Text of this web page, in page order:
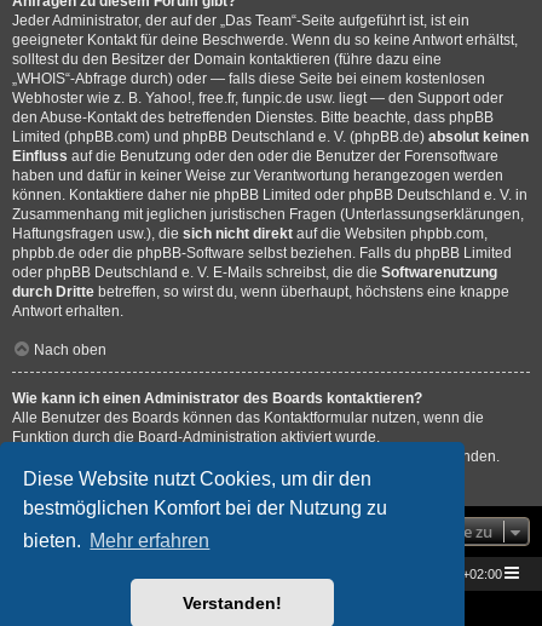
Diese Website nutzt Cookies, um dir den
bestmöglichen Komfort bei der Nutzung zu
bieten. Mehr erfahren
Verstanden!
Jeder Administrator, der auf der „Das Team“-Seite aufgeführt ist, ist ein
geeigneter Kontakt für deine Beschwerde. Wenn du so keine Antwort erhältst,
solltest du den Besitzer der Domain kontaktieren (führe dazu eine
„WHOIS“-Abfrage durch) oder — falls diese Seite bei einem kostenlosen
Webhoster wie z. B. Yahoo!, free.fr, funpic.de usw. liegt — den Support oder
den Abuse-Kontakt des betreffenden Dienstes. Bitte beachte, dass phpBB
Limited (phpBB.com) und phpBB Deutschland e. V. (phpBB.de) absolut keinen
Einfluss auf die Benutzung oder den oder die Benutzer der Forensoftware
haben und dafür in keiner Weise zur Verantwortung herangezogen werden
können. Kontaktiere daher nie phpBB Limited oder phpBB Deutschland e. V. in
Zusammenhang mit jeglichen juristischen Fragen (Unterlassungserklärungen,
Haftungsfragen usw.), die sich nicht direkt auf die Websiten phpbb.com,
phpbb.de oder die phpBB-Software selbst beziehen. Falls du phpBB Limited
oder phpBB Deutschland e. V. E-Mails schreibst, die die Softwarenutzung
durch Dritte betreffen, so wirst du, wenn überhaupt, höchstens eine knappe
Antwort erhalten.
Nach oben
Wie kann ich einen Administrator des Boards kontaktieren?
Alle Benutzer des Boards können das Kontaktformular nutzen, wenn die
Funktion durch die Board-Administration aktiviert wurde.
Mitglieder des Boards können zusätzlich den Link „Das Team“ verwenden.
Gehe zu
UTC+02:00
Powered byphpBB® Forum Software © phpBB Limited